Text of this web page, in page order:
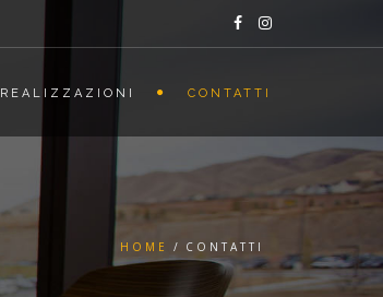
REALIZZAZIONI CONTATTI
HOME CONTATTI